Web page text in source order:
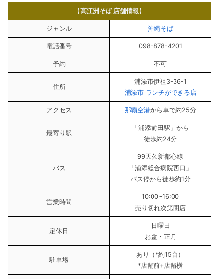
【高江洲そば 店舗情報 】
ジャンル 沖縄そば
電話番号 098-878-4201
予約 不可
住所
浦添市伊祖3-36-1
浦添市 ランチができる店
アクセス 那覇空港から車で約25分
最寄り駅
「浦添前田駅」から
徒歩約24分
バス
99天久新都心線
「浦添総合病院西口」
バス停から徒歩約1分
営業時間
10:00~16:00
売り切れ次第閉店
定休日
日曜日
お盆・正月
駐車場
あり（*約15台）
*店舗前+店舗横